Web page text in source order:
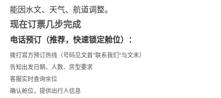
能因水文、天气、航道调整。
现在订票几步完成
电话预订（推荐，快速锁定舱位）：
拨打官方预订热线（号码见文首"联系我们"与文末）
告知出发日期、人数、房型要求
客服实时查询余位
确认舱位，提供出行人信息